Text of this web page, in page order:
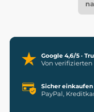
Google 4,6/5 ·
Von
Sicher einkaufen
PayPal,